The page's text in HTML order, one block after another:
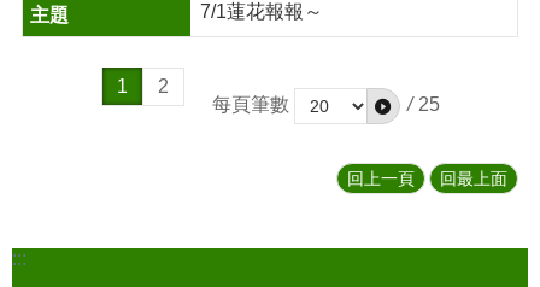
7/1蓮花報報～
1
2
每頁筆數
/ 25
回上一頁 回最上面
:::